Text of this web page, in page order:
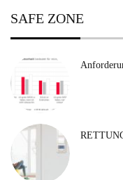
SAFE ZONE